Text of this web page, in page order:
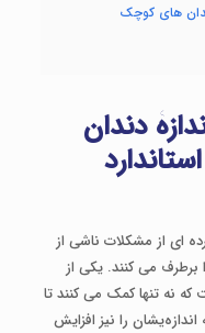
دندان
ای از مشکلات ناشی از
می کنند. یکی از
نه تنها کمک می کنند تا
را نیز افزایش